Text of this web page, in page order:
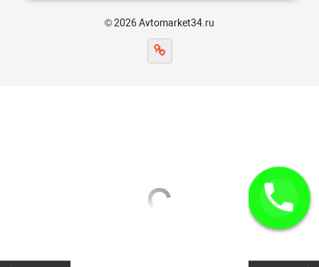
© 2026 Avtomarket34.ru